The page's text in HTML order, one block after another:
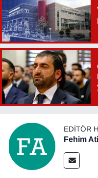
EDITÖR
Fehim
VAN'DA SPOR
Vasıta
YAŞAM
YEREL